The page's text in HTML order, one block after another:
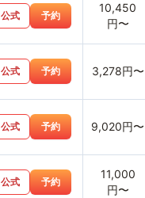
公式 予約
10,450
円〜
公式 予約 3,278円〜
公式 予約 9,020円〜
公式 予約
11,000
円〜